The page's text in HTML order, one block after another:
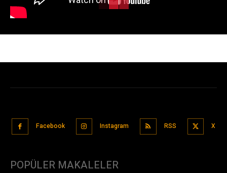
Facebook Instagram RSS X
POPÜLER MAKALELER